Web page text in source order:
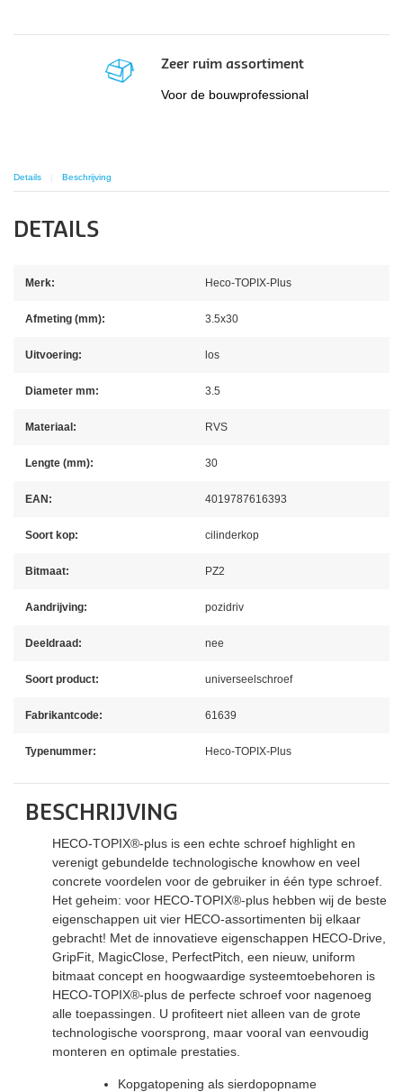
Zeer ruim assortiment
Voor de bouwprofessional
Details Beschrijving
DETAILS
Merk: Heco-TOPIX-Plus
Afmeting (mm): 3.5x30
Uitvoering: los
Diameter mm: 3.5
Materiaal: RVS
Lengte (mm): 30
EAN: 4019787616393
Soort kop: cilinderkop
Bitmaat: PZ2
Aandrijving: pozidriv
Deeldraad: nee
Soort product: universeelschroef
Fabrikantcode: 61639
Typenummer: Heco-TOPIX-Plus
BESCHRIJVING
HECO-TOPIX®-plus is een echte schroef highlight en
verenigt gebundelde technologische knowhow en veel
concrete voordelen voor de gebruiker in één type schroef.
Het geheim: voor HECO-TOPIX®-plus hebben wij de beste
eigenschappen uit vier HECO-assortimenten bij elkaar
gebracht! Met de innovatieve eigenschappen HECO-Drive,
GripFit, MagicClose, PerfectPitch, een nieuw, uniform
bitmaat concept en hoogwaardige systeemtoebehoren is
HECO-TOPIX®-plus de perfecte schroef voor nagenoeg
alle toepassingen. U profiteert niet alleen van de grote
technologische voorsprong, maar vooral van eenvoudig
monteren en optimale prestaties.
Kopgatopening als sierdopopname